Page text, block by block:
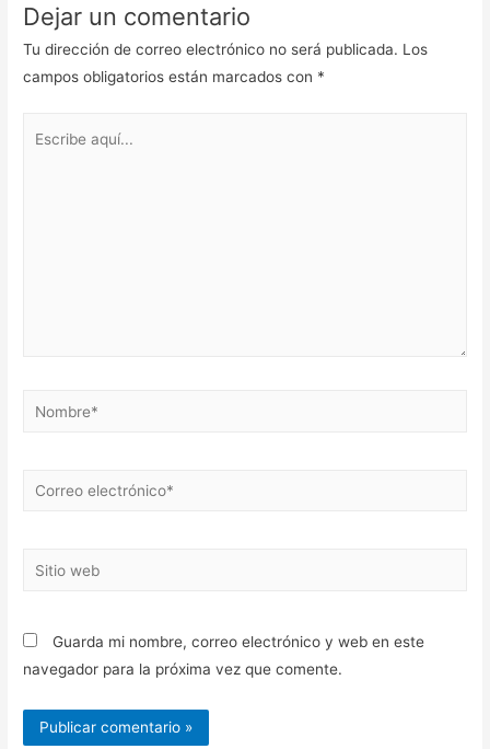
Dejar un comentario
Tu dirección de correo electrónico no será publicada. Los
campos obligatorios están marcados con *
Nombre*
Correo
Sitio
Guarda mi nombre, correo electrónico y web en este
navegador para la próxima vez que comente.